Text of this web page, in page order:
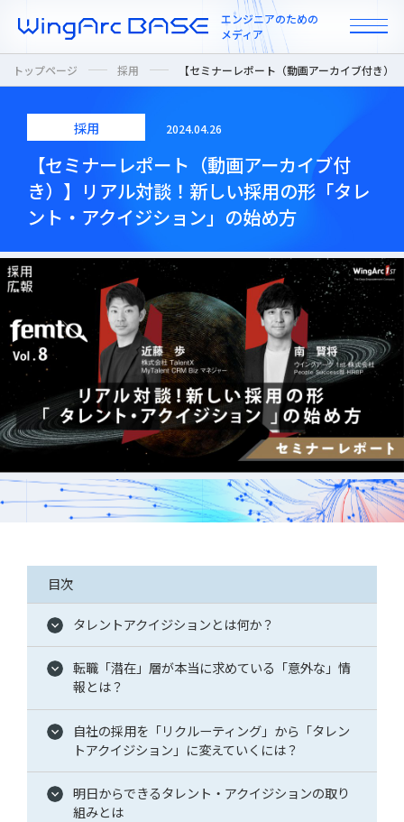
エンジニアのための
メディア
All
インタビュー
カルチャー / 人
ニュース
プロダクト / 技術
採用
WingArc BASEとは
採用情報
情報配信登録
トップページ 採用 【セミナーレポート（動画アーカイブ付き
採用 2024.04.26
【セミナーレポート（動画アーカイブ付
き）】リアル対談！新しい採用の形「タレ
ント・アクイジション」の始め方
目次
タレントアクイジションとは何か？
転職「潜在」層が本当に求めている「意外な」情
報とは？
自社の採用を「リクルーティング」から「タレン
トアクイジション」に変えていくには？
明日からできるタレント・アクイジションの取り
組みとは